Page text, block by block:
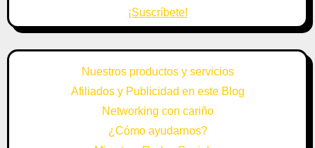
¡Suscríbete!
Nuestros productos y servicios
Afiliados y Publicidad en este Blog
Networking con cariño
¿Cómo ayudarnos?